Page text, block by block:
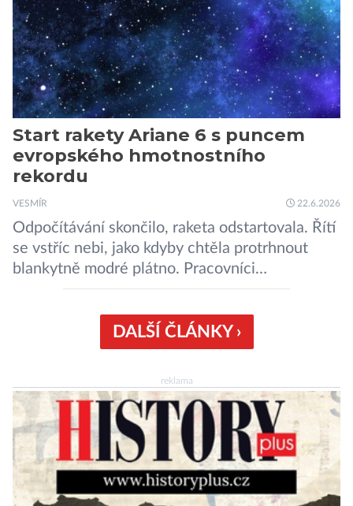
proudy vystupující na povrch, sopky […]
Start rakety Ariane 6 s puncem
evropského hmotnostního
rekordu
VESMÍR 22.6.2026
Odpočítávání skončilo, raketa odstartovala. Řítí
se vstříc nebi, jako kdyby chtěla protrhnout
blankytně modré plátno. Pracovníci
kosmodromu spolu s dalšími odborníky
všechno podle plánu, nebo se něco pokazí?
Ariane 6 – tak se nazývá systém nosných raket
sloužit pro účely nejrůznějších vesmírných misí,
[…]
DALŠÍ ČLÁNKY ›
reklama